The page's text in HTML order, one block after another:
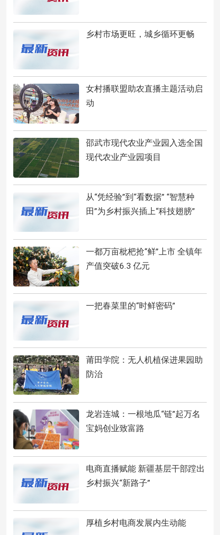
乡村市场更旺，城乡循环更畅
女村播联盟助农直播主题活动启
动
邵武市现代农业产业园入选全国
现代农业产业园项目
从“凭经验”到“看数据” “智慧种
田”为乡村振兴插上“科技翅膀”
一都万亩枇杷抢“鲜”上市 全镇年
产值突破6.3 亿元
一把春菜里的“时鲜密码”
莆田学院：无人机植保进果园助
防治
龙岩连城：一根地瓜“链”起万名
宝妈创业致富路
电商直播赋能 新疆基层干部蹚出
乡村振兴“新路子”
厚植乡村电商发展内生动能